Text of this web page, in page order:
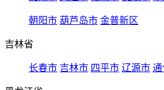
朝阳市 葫芦岛市 金普新区
吉林省
长春市 吉林市 四平市 辽源市 通